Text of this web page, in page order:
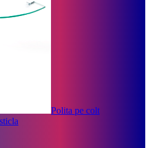
Polita pe colt